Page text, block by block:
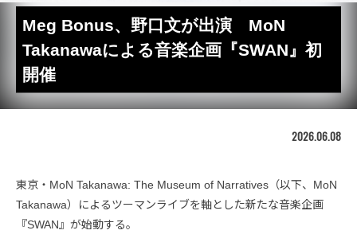
Meg Bonus、野口文が出演 MoN
Takanawaによる音楽企画『SWAN』初
開催
2026.06.08
東京・MoN Takanawa: The Museum of Narratives（以下、MoN
Takanawa）によるツーマンライブを軸とした新たな音楽企画
『SWAN』が始動する。